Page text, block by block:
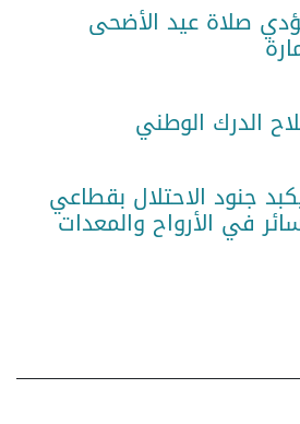
صلاة عيد الأضحى
الدرك الوطني
جنود الاحتلال بقطاعي
في الأرواح والمعدات